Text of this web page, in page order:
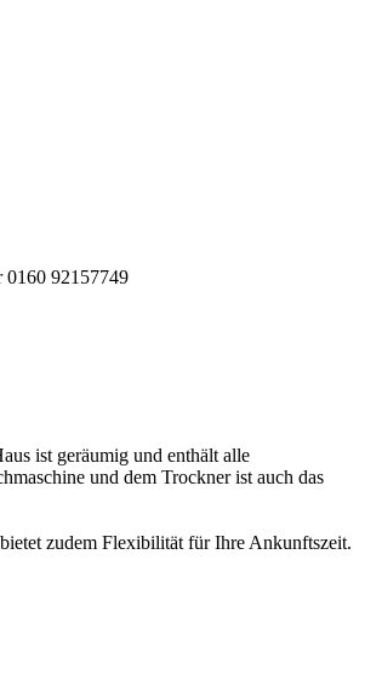
0160 92157749
ist geräumig und enthält alle
und dem Trockner ist auch das
zudem Flexibilität für Ihre Ankunftszeit.